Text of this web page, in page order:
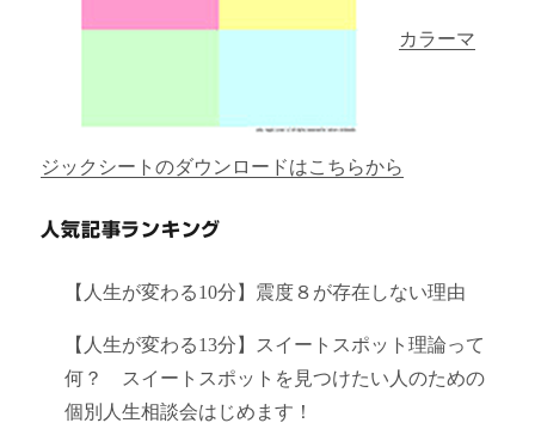
カラーマ
ジックシートのダウンロードはこちらから
人気記事ランキング
【人生が変わる10分】震度８が存在しない理由
【人生が変わる13分】スイートスポット理論って
何？ スイートスポットを見つけたい人のための
個別人生相談会はじめます！